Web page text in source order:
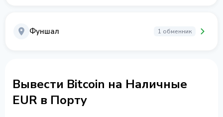
Фуншал 1 обменник
Вывести Bitcoin на Наличные
EUR в Порту